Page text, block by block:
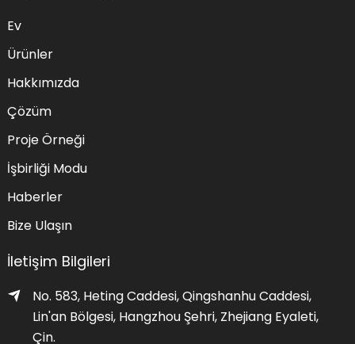
Ev
Ürünler
Hakkımızda
Çözüm
Proje Örneği
İşbirliği Modu
Haberler
Bize Ulaşın
İletişim Bilgileri
No. 583, Heting Caddesi, Qingshanhu Caddesi,
Lin'an Bölgesi, Hangzhou Şehri, Zhejiang Eyaleti,
Çin.